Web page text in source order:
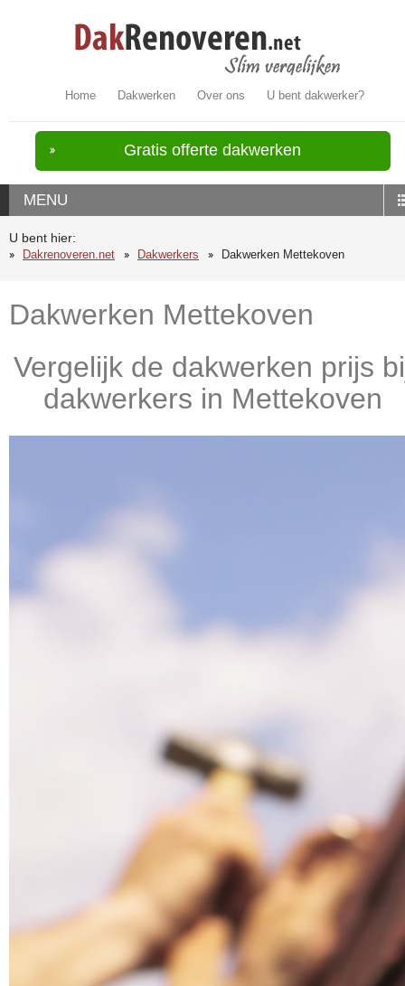
Home Dakwerken Over ons U bent dakwerker?
Gratis offerte dakwerken
MENU
U bent hier:
Dakrenoveren.net
Dakwerkers Dakwerken Mettekoven
Dakwerken Mettekoven
Vergelijk de dakwerken prijs
dakwerkers in Mettekoven